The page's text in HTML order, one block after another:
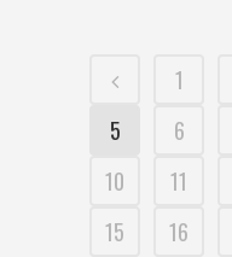
1
5
6
10
11
15
16